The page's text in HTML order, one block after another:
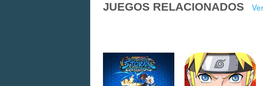
JUEGOS RELACIONADOS